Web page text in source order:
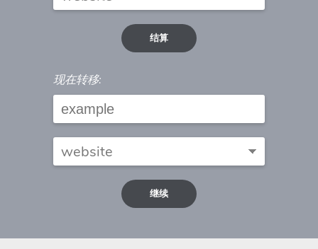
结算
现在转移:
继续